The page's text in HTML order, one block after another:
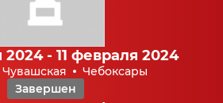
- 11 февраля 2024
Чувашская
Чебоксары
Завершен